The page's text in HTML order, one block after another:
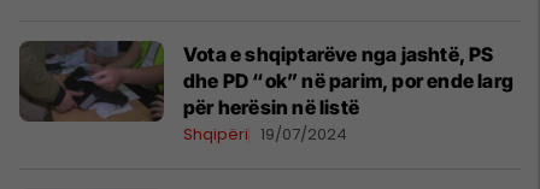
Vota e shqiptarëve nga jashtë, PS
dhe PD “ok” në parim, por ende larg
për herësin në listë
Shqipëri 19/07/2024